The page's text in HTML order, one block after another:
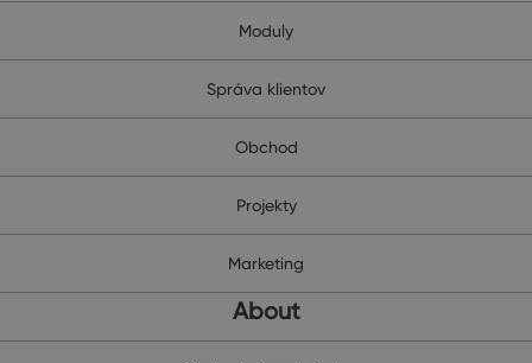
Moduly
Správa klientov
Obchod
Projekty
Marketing
About